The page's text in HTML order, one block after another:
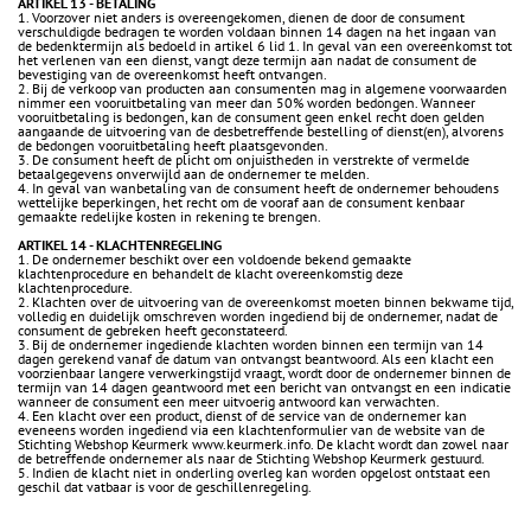
1. Voorzover niet anders is overeengekomen, dienen de door de consument
verschuldigde bedragen te worden voldaan binnen 14 dagen na het ingaan van
de bedenktermijn als bedoeld in artikel 6 lid 1. In geval van een overeenkomst tot
het verlenen van een dienst, vangt deze termijn aan nadat de consument de
bevestiging van de overeenkomst heeft ontvangen.
2. Bij de verkoop van producten aan consumenten mag in algemene voorwaarden
nimmer een vooruitbetaling van meer dan 50% worden bedongen. Wanneer
vooruitbetaling is bedongen, kan de consument geen enkel recht doen gelden
aangaande de uitvoering van de desbetreffende bestelling of dienst(en), alvorens
de bedongen vooruitbetaling heeft plaatsgevonden.
3. De consument heeft de plicht om onjuistheden in verstrekte of vermelde
betaalgegevens onverwijld aan de ondernemer te melden.
4. In geval van wanbetaling van de consument heeft de ondernemer behoudens
wettelijke beperkingen, het recht om de vooraf aan de consument kenbaar
gemaakte redelijke kosten in rekening te brengen.
ARTIKEL 14 - KLACHTENREGELING
1. De ondernemer beschikt over een voldoende bekend gemaakte
klachtenprocedure en behandelt de klacht overeenkomstig deze
klachtenprocedure.
2. Klachten over de uitvoering van de overeenkomst moeten binnen bekwame tijd,
volledig en duidelijk omschreven worden ingediend bij de ondernemer, nadat de
consument de gebreken heeft geconstateerd.
3. Bij de ondernemer ingediende klachten worden binnen een termijn van 14
dagen gerekend vanaf de datum van ontvangst beantwoord. Als een klacht een
voorzienbaar langere verwerkingstijd vraagt, wordt door de ondernemer binnen de
termijn van 14 dagen geantwoord met een bericht van ontvangst en een indicatie
wanneer de consument een meer uitvoerig antwoord kan verwachten.
4. Een klacht over een product, dienst of de service van de ondernemer kan
eveneens worden ingediend via een klachtenformulier van de website van de
Stichting Webshop Keurmerk www.keurmerk.info. De klacht wordt dan zowel naar
de betreffende ondernemer als naar de Stichting Webshop Keurmerk gestuurd.
5. Indien de klacht niet in onderling overleg kan worden opgelost ontstaat een
geschil dat vatbaar is voor de geschillenregeling.